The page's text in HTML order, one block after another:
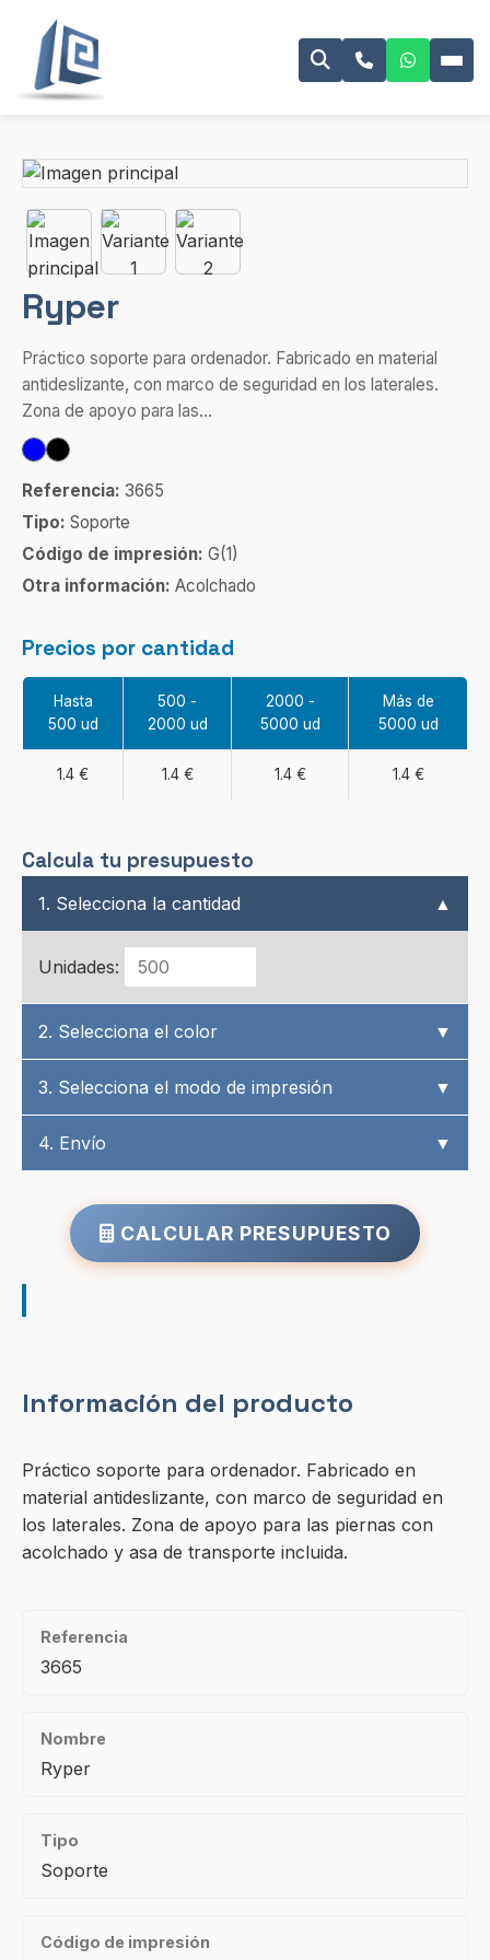
Ryper
Práctico soporte para ordenador. Fabricado en material
antideslizante, con marco de seguridad en los laterales.
Zona de apoyo para las...
Referencia: 3665
Tipo: Soporte
Código de impresión: G(1)
Otra información: Acolchado
Precios por cantidad
Hasta
500 ud
500 -
2000 ud
2000 -
5000 ud
Más de
5000 ud
1.4 € 1.4 € 1.4 € 1.4 €
Calcula tu presupuesto
1. Selecciona la cantidad ▲
Unidades:
2. Selecciona el color ▼
3. Selecciona el modo de impresión ▼
4. Envío ▼
CALCULAR PRESUPUESTO
Información del producto
Práctico soporte para ordenador. Fabricado en
material antideslizante, con marco de seguridad en
los laterales. Zona de apoyo para las piernas con
acolchado y asa de transporte incluida.
Referencia
3665
Nombre
Ryper
Tipo
Soporte
Código de impresión